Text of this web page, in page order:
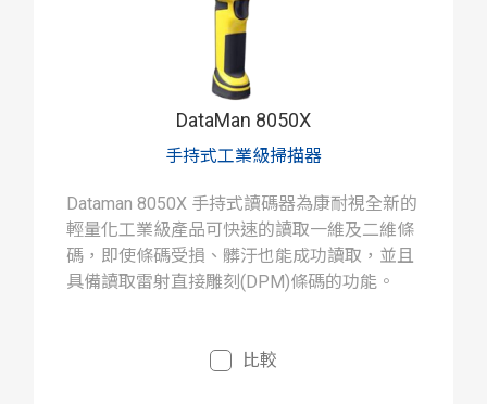
DataMan 8050X
手持式工業級掃描器
Dataman 8050X 手持式讀碼器為康耐視全新的
輕量化工業級產品可快速的讀取一維及二維條
碼，即使條碼受損、髒汙也能成功讀取，並且
具備讀取雷射直接雕刻(DPM)條碼的功能。
比較